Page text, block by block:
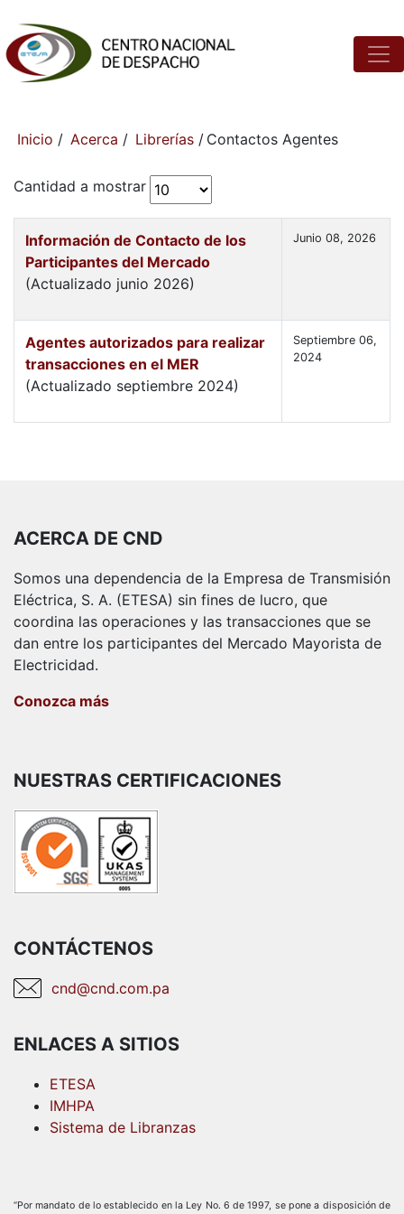
Inicio / Acerca / Librerías / Contactos Agentes
Cantidad a mostrar
Información de Contacto de los
Participantes del Mercado
(Actualizado junio 2026)
Junio 08, 2026
Agentes autorizados para realizar
transacciones en el MER
(Actualizado septiembre 2024)
Septiembre 06,
2024
ACERCA DE CND
Somos una dependencia de la Empresa de Transmisión
Eléctrica, S. A. (ETESA) sin fines de lucro, que
coordina las operaciones y las transacciones que se
dan entre los participantes del Mercado Mayorista de
Electricidad.
Conozca más
NUESTRAS CERTIFICACIONES
CONTÁCTENOS
cnd@cnd.com.pa
ENLACES A SITIOS
ETESA
IMHPA
Sistema de Libranzas
“Por mandato de lo establecido en la Ley No. 6 de 1997, se pone a disposición de